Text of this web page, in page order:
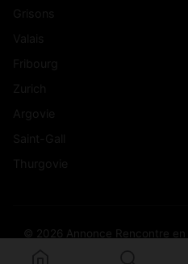
© 2026 Annonce Rencontre en